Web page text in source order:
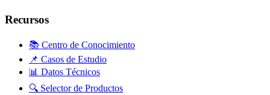
Recursos
📚 Centro de Conocimiento
📌 Casos de Estudio
📊 Datos Técnicos
🔍 Selector de Productos